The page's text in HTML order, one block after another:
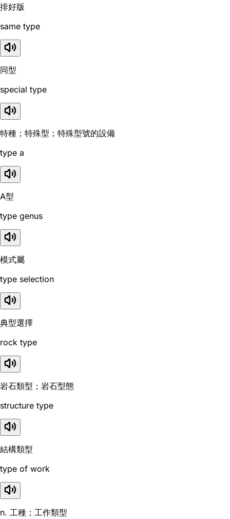
排好版
same type
同型
special type
特種；特殊型；特殊型號的設備
type a
A型
type genus
模式屬
type selection
典型選擇
rock type
岩石類型；岩石型態
structure type
結構類型
type of work
n. 工種；工作類型